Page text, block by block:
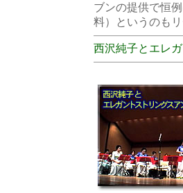
ブンの提供で恒
料）というのもリ
西沢純子とエレ